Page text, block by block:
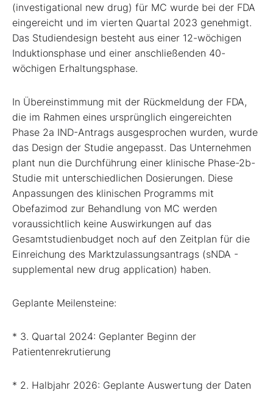
(investigational new drug) für MC wurde bei der FDA
eingereicht und im vierten Quartal 2023 genehmigt.
Das Studiendesign besteht aus einer 12-wöchigen
Induktionsphase und einer anschließenden 40-
wöchigen Erhaltungsphase.
In Übereinstimmung mit der Rückmeldung der FDA,
die im Rahmen eines ursprünglich eingereichten
Phase 2a IND-Antrags ausgesprochen wurden, wurde
das Design der Studie angepasst. Das Unternehmen
plant nun die Durchführung einer klinische Phase-2b-
Studie mit unterschiedlichen Dosierungen. Diese
Anpassungen des klinischen Programms mit
Obefazimod zur Behandlung von MC werden
voraussichtlich keine Auswirkungen auf das
Gesamtstudienbudget noch auf den Zeitplan für die
Einreichung des Marktzulassungsantrags (sNDA -
supplemental new drug application) haben.
Geplante Meilensteine:
* 3. Quartal 2024: Geplanter Beginn der
Patientenrekrutierung
* 2. Halbjahr 2026: Geplante Auswertung der Daten